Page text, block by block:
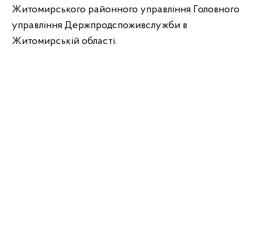
Житомирського районного управління Головного
управління Держпродспоживслужби в
Житомирській області.